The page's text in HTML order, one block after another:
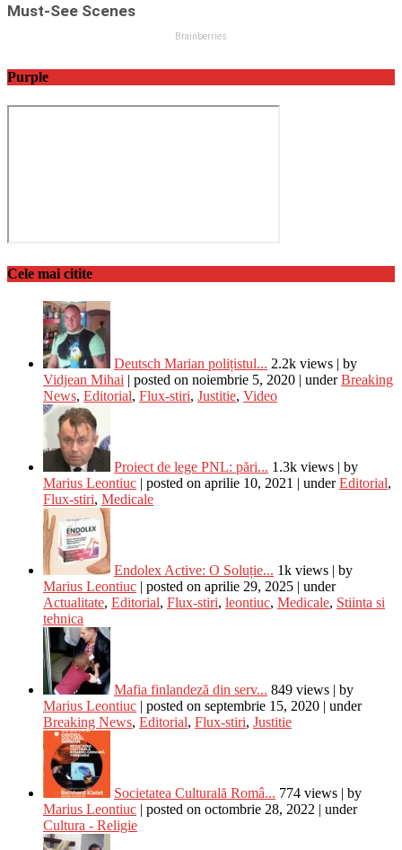
Purple
Cele mai citite
Deutsch Marian polițistul... 2.2k views | by
Vidjean Mihai | posted on noiembrie 5, 2020 | underBreaking
News, Editorial, Flux-stiri, Justitie, Video
Proiect de lege PNL: pări... 1.3k views | by
Marius Leontiuc | posted on aprilie 10, 2021 | underEditorial,
Flux-stiri, Medicale
Endolex Active: O Soluție... 1k views | by
Marius Leontiuc | posted on aprilie 29, 2025 | under
Actualitate, Editorial, Flux-stiri, leontiuc, Medicale, Stiinta si
tehnica
Mafia finlandeză din serv... 849 views | by
Marius Leontiuc | posted on septembrie 15, 2020 | under
Breaking News, Editorial, Flux-stiri, Justitie
Societatea Culturală Româ... 774 views | by
Marius Leontiuc | posted on octombrie 28, 2022 | under
Cultura - Religie